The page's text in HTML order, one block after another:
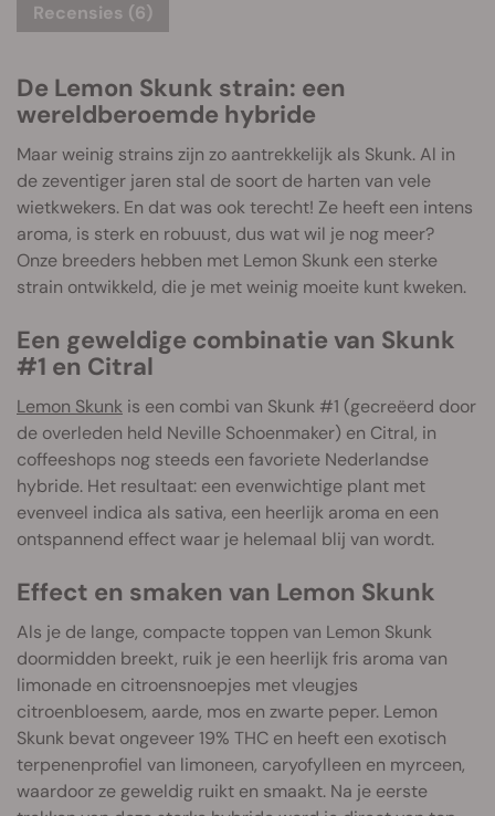
Recensies (6)
De Lemon Skunk strain: een
wereldberoemde hybride
Maar weinig strains zijn zo aantrekkelijk als Skunk. Al in
de zeventiger jaren stal de soort de harten van vele
wietkwekers. En dat was ook terecht! Ze heeft een intens
aroma, is sterk en robuust, dus wat wil je nog meer?
Onze breeders hebben met Lemon Skunk een sterke
strain ontwikkeld, die je met weinig moeite kunt kweken.
Een geweldige combinatie van Skunk
#1 en Citral
Lemon Skunk is een combi van Skunk #1 (gecreëerd door
de overleden held Neville Schoenmaker) en Citral, in
coffeeshops nog steeds een favoriete Nederlandse
hybride. Het resultaat: een evenwichtige plant met
evenveel indica als sativa, een heerlijk aroma en een
ontspannend effect waar je helemaal blij van wordt.
Effect en smaken van Lemon Skunk
Als je de lange, compacte toppen van Lemon Skunk
doormidden breekt, ruik je een heerlijk fris aroma van
limonade en citroensnoepjes met vleugjes
citroenbloesem, aarde, mos en zwarte peper. Lemon
Skunk bevat ongeveer 19% THC en heeft een exotisch
terpenenprofiel van limoneen, caryofylleen en myrceen,
waardoor ze geweldig ruikt en smaakt. Na je eerste